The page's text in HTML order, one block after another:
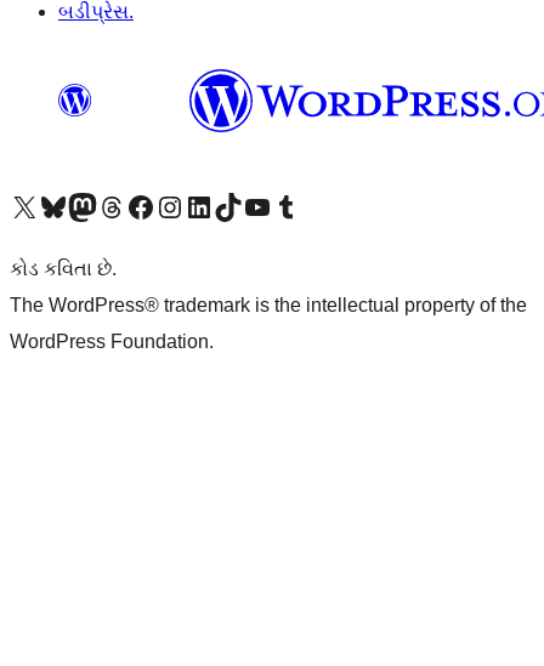
બડીપ્રેસ.
અમારા X (અગાઉ ટ્વિટર) એકાઉન્ટની મુલાકાત લોઅમારા Bluesky એકાઉન્ટની મુલાકાત લોઅમારા માસ્ટોડોન એકાઉન્ટની મુલાકાત લોઅમારા Threads એકાઉન્ટની મુલાકાત લો અમારા ફેસબુક પેજની મુલાકાત લોઅમારા ઇન્સ્ટાગ્રામ એકાઉન્ટની મુલાકાત લો અમારા LinkedIn એકાઉન્ટની મુલાકાત લોઅમારા TikTok એકાઉન્ટની મુલાકાત લોઅમારી YouTube ચેનલની મુલાકાત લો અમારા Tumblr એકાઉન્ટની મુલાકાત લો
કોડ કવિતા છે.
The WordPress® trademark is the intellectual property of the
WordPress Foundation.